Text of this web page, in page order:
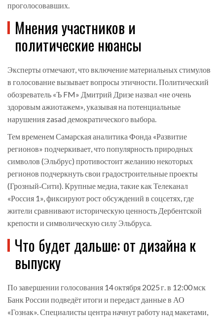
проголосовавших.
Мнения участников и
политические нюансы
Эксперты отмечают, что включение материальных стимулов
в голосование вызывает вопросы этичности. Политический
обозреватель «Ъ FM» Дмитрий Дризе назвал «не очень
здоровым ажиотажем», указывая на потенциальные
нарушения zasad демократического выбора.
Тем временем Самарская аналитика Фонда «Развитие
регионов» подчеркивает, что популярность природных
символов (Эльбрус) противостоит желанию некоторых
регионов подчеркнуть свои градостроительные проекты
(Грозный‑Сити). Крупные медиа, такие как Телеканал
«Россия 1», фиксируют рост обсуждений в соцсетях, где
жители сравнивают историческую ценность Дербентской
крепости и символическую силу Эльбруса.
Что будет дальше: от дизайна к
выпуску
По завершении голосования 14 октября 2025 г. в 12:00 мск
Банк России подведёт итоги и передаст данные в АО
«Гознак». Специалисты центра начнут работу над макетами,